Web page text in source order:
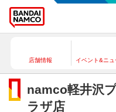
店舗情報 イベント&ニュ
namco軽井沢
ラザ店